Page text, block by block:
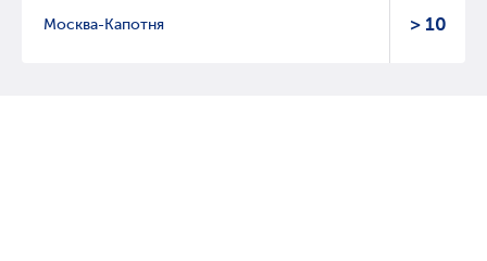
Москва-Капотня > 10